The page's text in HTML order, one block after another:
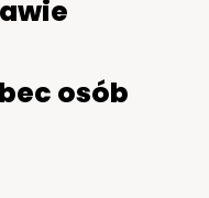
osób